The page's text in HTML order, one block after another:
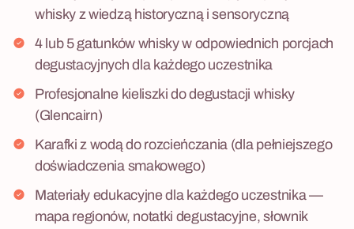
whisky z wiedzą historyczną i sensoryczną
4 lub 5 gatunków whisky w odpowiednich porcjach
degustacyjnych dla każdego uczestnika
Profesjonalne kieliszki do degustacji whisky
(Glencairn)
Karafki z wodą do rozcieńczania (dla pełniejszego
doświadczenia smakowego)
Materiały edukacyjne dla każdego uczestnika —
mapa regionów, notatki degustacyjne, słownik